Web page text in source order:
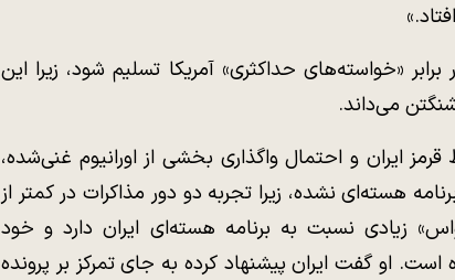
«خواسته‌های حداکثری» آمریکا تسلیم شود، زیرا این
می‌داند.
ایران و احتمال واگذاری بخشی از اورانیوم غنی‌شده،
هسته‌ای نشده، زیرا تجربه دو دور مذاکرات در کمتر از
زیادی نسبت به برنامه هسته‌ای ایران دارد و خود
است. او گفت ایران پیشنهاد کرده به جای تمرکز بر پرونده